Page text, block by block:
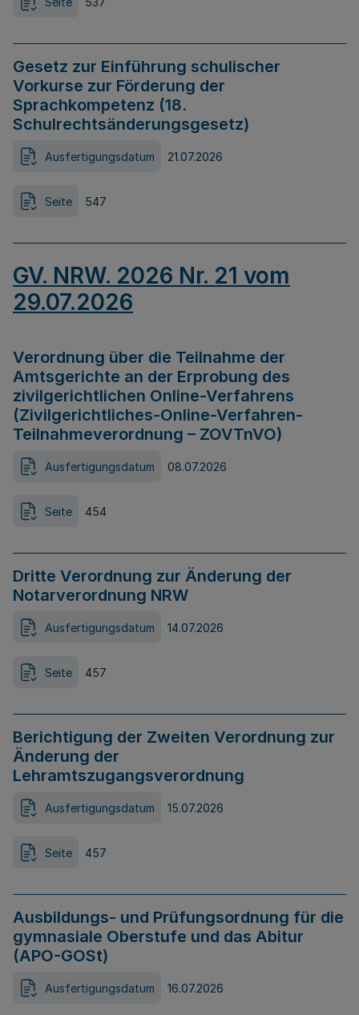
Gesetz zur Einführung schulischer
Vorkurse zur Förderung der
Sprachkompetenz (18.
Schulrechtsänderungsgesetz)
Ausfertigungsdatum 21.07.2026
Seite 547
GV. NRW. 2026 Nr. 21 vom
29.07.2026
Verordnung über die Teilnahme der
Amtsgerichte an der Erprobung des
zivilgerichtlichen Online-Verfahrens
(Zivilgerichtliches-Online-Verfahren-
Teilnahmeverordnung – ZOVTnVO)
Ausfertigungsdatum 08.07.2026
Seite 454
Dritte Verordnung zur Änderung der
Notarverordnung NRW
Ausfertigungsdatum 14.07.2026
Seite 457
Berichtigung der Zweiten Verordnung zur
Änderung der
Lehramtszugangsverordnung
Ausfertigungsdatum 15.07.2026
Seite 457
Ausbildungs- und Prüfungsordnung für die
gymnasiale Oberstufe und das Abitur
(APO-GOSt)
Ausfertigungsdatum 16.07.2026